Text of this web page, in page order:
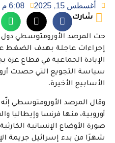
أغسطس 15, 2025 6:08 م
شارك
حث المرصد الأورومتوسطي دول
إجراءات عاجلة بهدف الضغط
الإبادة الجماعية في قطاع غزة
سياسة التجويع التي حصدت
الأسابيع الأخيرة.
أوروبية، منها فرنسا وإيطاليا
شهرًا من بدء إسرائيل جريمة